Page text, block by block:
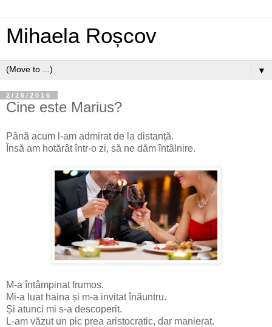
Mihaela Roșcov
▼
2/26/2016
Cine este Marius?
Până acum l-am admirat de la distanță.
Însă am hotărât într-o zi, să ne dăm întâlnire.
M-a întâmpinat frumos.
Mi-a luat haina și m-a invitat înăuntru.
Și atunci mi s-a descoperit.
L-am văzut un pic prea aristocratic, dar manierat.